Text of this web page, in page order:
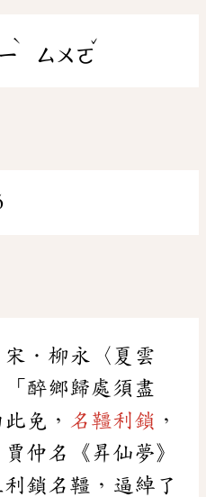
ˋ
ㄙㄨㄛ
ˇ
．柳永〈夏雲
醉鄉歸處須盡
免， 名韁利鎖 ，
仲名《昇仙夢》
鎖名韁，逼綽了